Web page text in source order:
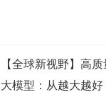
【全球新视野】高
大模型：从越大越